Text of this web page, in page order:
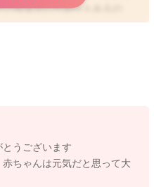
母体音の可能性もあるの
同調していないか確認して
うございます
ちゃんは元気だと思って大